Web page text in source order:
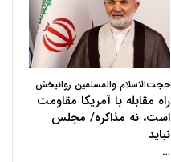
حجت‌الاسلام والمسلمین روانبخش:
راه مقابله با آمریکا مقاومت
است، نه مذاکره/ مجلس
نباید
…